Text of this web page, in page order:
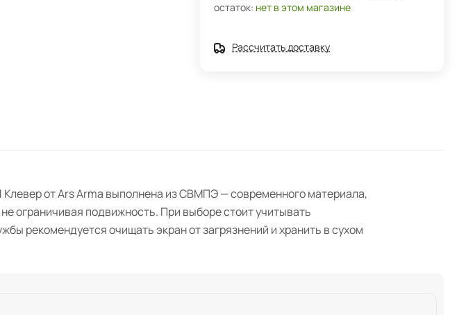
остаток: нет в этом магазине
Рассчитать доставку
от Ars Arma выполнена из СВМПЭ — современного материала,
ограничивая подвижность. При выборе стоит учитывать
рекомендуется очищать экран от загрязнений и хранить в сухом